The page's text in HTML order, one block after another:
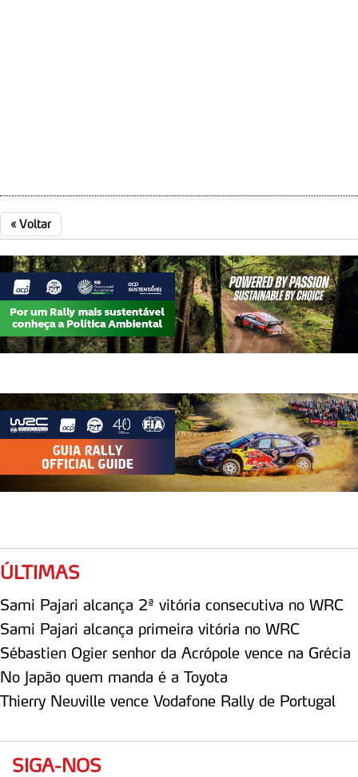
« Voltar
ÚLTIMAS
Sami Pajari alcança 2ª vitória consecutiva no WRC
Sami Pajari alcança primeira vitória no WRC
Sébastien Ogier senhor da Acrópole vence na Grécia
No Japão quem manda é a Toyota
Thierry Neuville vence Vodafone Rally de Portugal
SIGA-NOS